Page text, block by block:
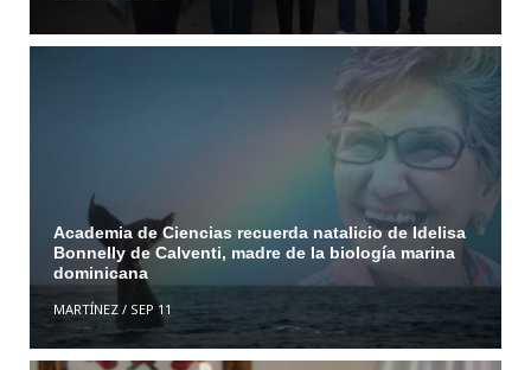
Academia de Ciencias recuerda natalicio de Idelisa
Bonnelly de Calventi, madre de la biología marina
dominicana
MARTÍNEZ/ SEP 11